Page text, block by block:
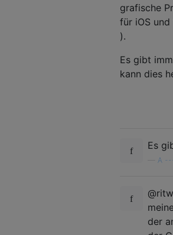
grafische
für iOS
).
Es gibt
kann dies
Es
A
der